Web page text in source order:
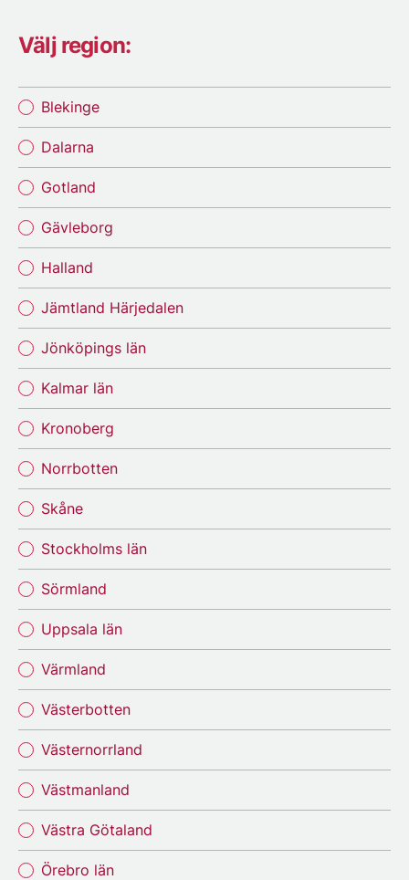
Välj region:
Blekinge
Dalarna
Gotland
Gävleborg
Halland
Jämtland Härjedalen
Jönköpings län
Kalmar län
Kronoberg
Norrbotten
Skåne
Stockholms län
Sörmland
Uppsala län
Värmland
Västerbotten
Västernorrland
Västmanland
Västra Götaland
Örebro län